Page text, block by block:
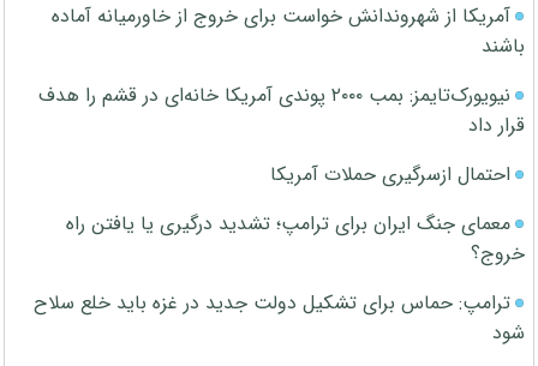
آمریکا از شهروندانش خواست برای خروج از خاورمیانه آماده
باشند
نیویورک‌تایمز: بمب ۲۰۰۰ پوندی آمریکا خانه‌ای در قشم را هدف
قرار داد
احتمال ازسرگیری حملات آمریکا
معمای جنگ ایران برای ترامپ؛ تشدید درگیری یا یافتن راه
خروج؟
ترامپ: حماس برای تشکیل دولت جدید در غزه باید خلع سلاح
شود